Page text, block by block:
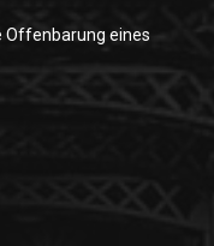
Offenbarung eines